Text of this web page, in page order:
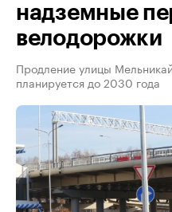
надземные
велодорожки
Продление улицы
планируется до 2030 года